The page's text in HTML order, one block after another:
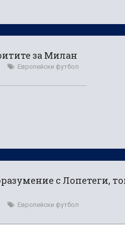
за Милан
Европейски футбол
с Лопетеги,
Европейски футбол